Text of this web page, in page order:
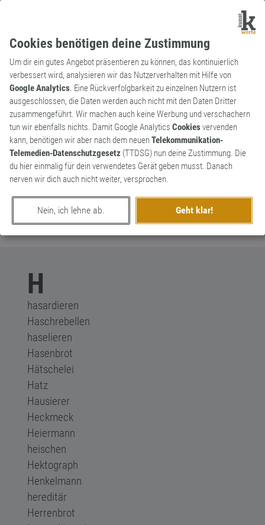
Cookies benötigen deine Zustimmung
Um dir ein gutes Angebot präsentieren zu können, das kontinuierlich
verbessert wird, analysieren wir das Nutzerverhalten mit Hilfe von
Google Analytics. Eine Rückverfolgbarkeit zu einzelnen Nutzern ist
ausgeschlossen, die Daten werden auch nicht mit den Daten Dritter
zusammengeführt. Wir machen auch keine Werbung und verschachern
tun wir ebenfalls nichts. Damit Google Analytics Cookiesvervenden
kann, benötigen wir aber nach dem neuenTelekommunikation-
Telemedien-Datenschutzgesetz (TTDSG) nun deine Zustimmung. Die
du hier einmalig für dein verwendetes Gerät geben musst. Danach
nerven wir dich auch nicht weiter, versprochen.
Nein, ich lehne ab. Geht klar!
Lexikon der Archaismen
Alle bislang auf Kunstworte veröffentlichten
Archaismen in alphabetischer Ordnung aufgelistet
findest du hier. Um gezielt nach bestimmten
Wörtern zu suchen empfiehlt sich sich
Suchfunktion, mit der du schnell und einfach
unseren Wortschatz durchsuchen kannst.
H
hasardieren
Haschrebellen
haselieren
Hasenbrot
Hätschelei
Hatz
Hausierer
Heckmeck
Heiermann
heischen
Hektograph
Henkelmann
hereditär
Herrenbrot